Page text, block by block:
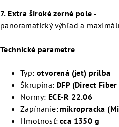
7. Extra široké zorné pole -
panoramatický výhľad a
Technické parametre
Typ: otvorená (jet) prilba
Škrupina: DFP (Direct
Normy: ECE-R 22.06
Zapínanie: mikropracka
Hmotnosť: cca 1350 g